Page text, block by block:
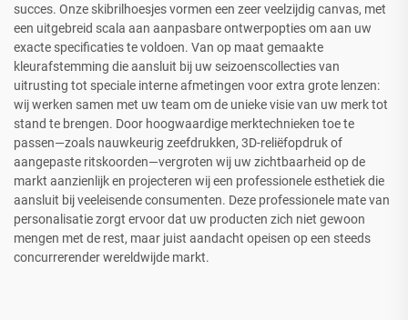
succes. Onze skibrilhoesjes vormen een zeer veelzijdig canvas, met
een uitgebreid scala aan aanpasbare ontwerpopties om aan uw
exacte specificaties te voldoen. Van op maat gemaakte
kleurafstemming die aansluit bij uw seizoenscollecties van
uitrusting tot speciale interne afmetingen voor extra grote lenzen:
wij werken samen met uw team om de unieke visie van uw merk tot
stand te brengen. Door hoogwaardige merktechnieken toe te
passen—zoals nauwkeurig zeefdrukken, 3D-reliëfopdruk of
aangepaste ritskoorden—vergroten wij uw zichtbaarheid op de
markt aanzienlijk en projecteren wij een professionele esthetiek die
aansluit bij veeleisende consumenten. Deze professionele mate van
personalisatie zorgt ervoor dat uw producten zich niet gewoon
mengen met de rest, maar juist aandacht opeisen op een steeds
concurrerender wereldwijde markt.